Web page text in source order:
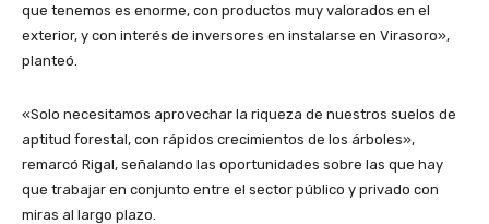
que tenemos es enorme, con productos muy valorados en el
exterior, y con interés de inversores en instalarse en Virasoro»,
planteó.
«Solo necesitamos aprovechar la riqueza de nuestros suelos de
aptitud forestal, con rápidos crecimientos de los árboles»,
remarcó Rigal, señalando las oportunidades sobre las que hay
que trabajar en conjunto entre el sector público y privado con
miras al largo plazo.